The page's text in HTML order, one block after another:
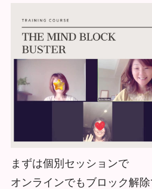
まずは個別セッションで
オンラインでもブロック解